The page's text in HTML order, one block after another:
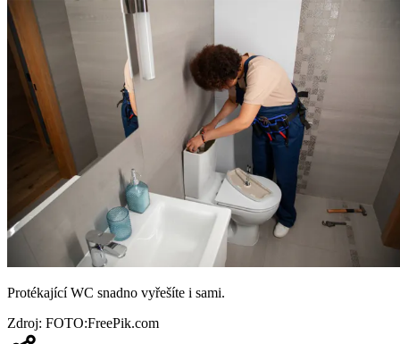
Protékající WC snadno vyřešíte i sami.
Zdroj: FOTO:FreePik.com